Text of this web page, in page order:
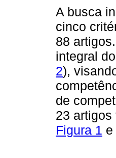
A busca
cinco
88
integral
2),
de
23
Figura 1 e